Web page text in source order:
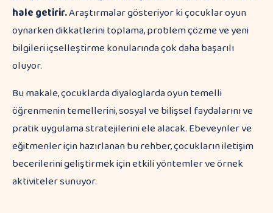
hale getirir.Araştırmalar gösteriyor ki çocuklar oyun
oynarken dikkatlerini toplama, problem çözme ve yeni
bilgileri içselleştirme konularında çok daha başarılı
oluyor.
Bu makale, çocuklarda diyaloglarda oyun temelli
öğrenmenin temellerini, sosyal ve bilişsel faydalarını ve
pratik uygulama stratejilerini ele alacak. Ebeveynler ve
eğitmenler için hazırlanan bu rehber, çocukların iletişim
becerilerini geliştirmek için etkili yöntemler ve örnek
aktiviteler sunuyor.